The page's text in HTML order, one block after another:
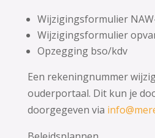
Wijzigingsformulier
Wijzigingsformulier
Opzegging bso/kdv
Een rekeningnummer
ouderportaal. Dit kun je
doorgegeven via